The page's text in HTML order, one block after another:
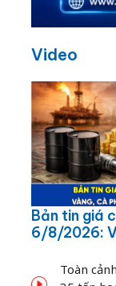
Video
Bản tin giá
6/8/2026:
Toàn